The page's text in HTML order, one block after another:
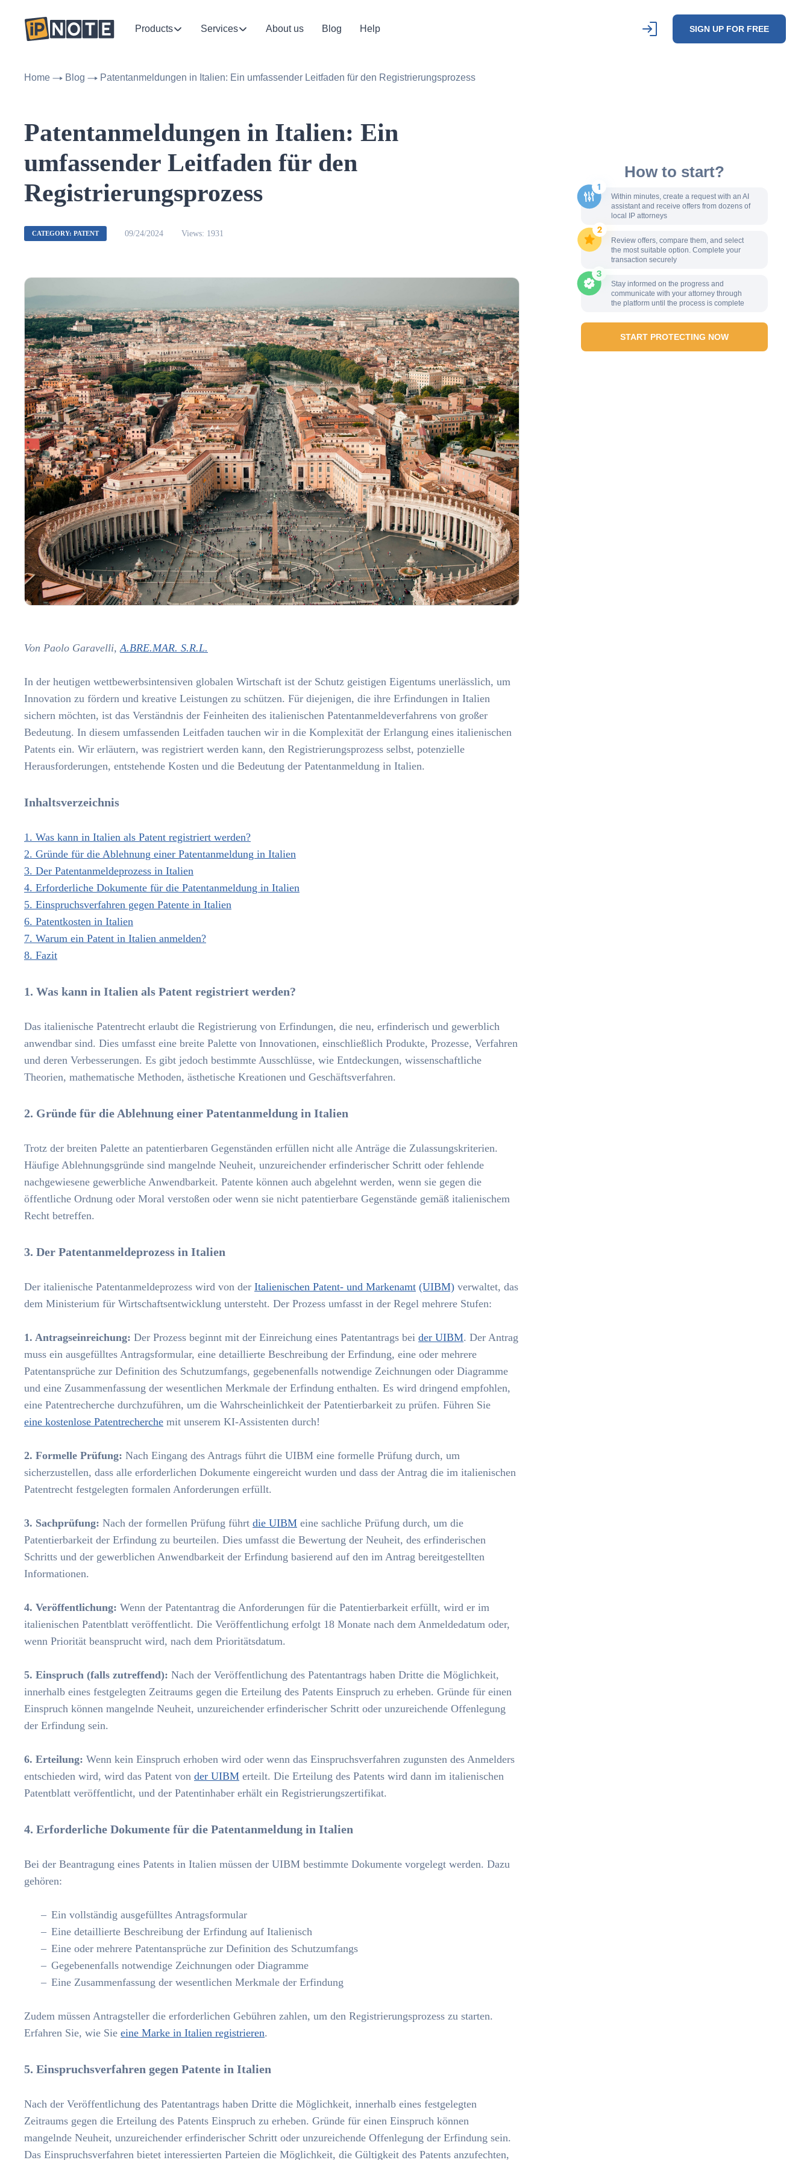
Products Services About us Blog Help SIGN UP FOR FREE
Home Blog Patentanmeldungen in Italien: Ein umfassender Leitfaden für den Registrierungsprozess
How to start?
Within minutes, create a request with an AI
assistant and receive offers from dozens of
local IP attorneys
Review offers, compare them, and select
the most suitable option. Complete your
transaction securely
Stay informed on the progress and
communicate with your attorney through
the platform until the process is complete
START PROTECTING NOW
Patentanmeldungen in Italien: Ein
umfassender Leitfaden für den
Registrierungsprozess
CATEGORY: PATENT 09/24/2024 Views: 1931
Von Paolo Garavelli, A.BRE.MAR. S.R.L.
In der heutigen wettbewerbsintensiven globalen Wirtschaft ist der Schutz geistigen Eigentums unerlässlich, um
Innovation zu fördern und kreative Leistungen zu schützen. Für diejenigen, die ihre Erfindungen in Italien
sichern möchten, ist das Verständnis der Feinheiten des italienischen Patentanmeldeverfahrens von großer
Bedeutung. In diesem umfassenden Leitfaden tauchen wir in die Komplexität der Erlangung eines italienischen
Patents ein. Wir erläutern, was registriert werden kann, den Registrierungsprozess selbst, potenzielle
Herausforderungen, entstehende Kosten und die Bedeutung der Patentanmeldung in Italien.
Inhaltsverzeichnis
1. Was kann in Italien als Patent registriert werden?
2. Gründe für die Ablehnung einer Patentanmeldung in Italien
3. Der Patentanmeldeprozess in Italien
4. Erforderliche Dokumente für die Patentanmeldung in Italien
5. Einspruchsverfahren gegen Patente in Italien
6. Patentkosten in Italien
7. Warum ein Patent in Italien anmelden?
8. Fazit
1. Was kann in Italien als Patent registriert werden?
Das italienische Patentrecht erlaubt die Registrierung von Erfindungen, die neu, erfinderisch und gewerblich
anwendbar sind. Dies umfasst eine breite Palette von Innovationen, einschließlich Produkte, Prozesse, Verfahren
und deren Verbesserungen. Es gibt jedoch bestimmte Ausschlüsse, wie Entdeckungen, wissenschaftliche
Theorien, mathematische Methoden, ästhetische Kreationen und Geschäftsverfahren.
2. Gründe für die Ablehnung einer Patentanmeldung in Italien
Trotz der breiten Palette an patentierbaren Gegenständen erfüllen nicht alle Anträge die Zulassungskriterien.
Häufige Ablehnungsgründe sind mangelnde Neuheit, unzureichender erfinderischer Schritt oder fehlende
nachgewiesene gewerbliche Anwendbarkeit. Patente können auch abgelehnt werden, wenn sie gegen die
öffentliche Ordnung oder Moral verstoßen oder wenn sie nicht patentierbare Gegenstände gemäß italienischem
Recht betreffen.
3. Der Patentanmeldeprozess in Italien
Der italienische Patentanmeldeprozess wird von der Italienischen Patent- und Markenamt (UIBM) verwaltet, das
dem Ministerium für Wirtschaftsentwicklung untersteht. Der Prozess umfasst in der Regel mehrere Stufen:
1. Antragseinreichung: Der Prozess beginnt mit der Einreichung eines Patentantrags bei der UIBM. Der Antrag
muss ein ausgefülltes Antragsformular, eine detaillierte Beschreibung der Erfindung, eine oder mehrere
Patentansprüche zur Definition des Schutzumfangs, gegebenenfalls notwendige Zeichnungen oder Diagramme
und eine Zusammenfassung der wesentlichen Merkmale der Erfindung enthalten. Es wird dringend empfohlen,
eine Patentrecherche durchzuführen, um die Wahrscheinlichkeit der Patentierbarkeit zu prüfen. Führen Sie
eine kostenlose Patentrecherche mit unserem KI-Assistenten durch!
2. Formelle Prüfung: Nach Eingang des Antrags führt die UIBM eine formelle Prüfung durch, um
sicherzustellen, dass alle erforderlichen Dokumente eingereicht wurden und dass der Antrag die im italienischen
Patentrecht festgelegten formalen Anforderungen erfüllt.
3. Sachprüfung: Nach der formellen Prüfung führt die UIBM eine sachliche Prüfung durch, um die
Patentierbarkeit der Erfindung zu beurteilen. Dies umfasst die Bewertung der Neuheit, des erfinderischen
Schritts und der gewerblichen Anwendbarkeit der Erfindung basierend auf den im Antrag bereitgestellten
Informationen.
4. Veröffentlichung: Wenn der Patentantrag die Anforderungen für die Patentierbarkeit erfüllt, wird er im
italienischen Patentblatt veröffentlicht. Die Veröffentlichung erfolgt 18 Monate nach dem Anmeldedatum oder,
wenn Priorität beansprucht wird, nach dem Prioritätsdatum.
5. Einspruch (falls zutreffend): Nach der Veröffentlichung des Patentantrags haben Dritte die Möglichkeit,
innerhalb eines festgelegten Zeitraums gegen die Erteilung des Patents Einspruch zu erheben. Gründe für einen
Einspruch können mangelnde Neuheit, unzureichender erfinderischer Schritt oder unzureichende Offenlegung
der Erfindung sein.
6. Erteilung: Wenn kein Einspruch erhoben wird oder wenn das Einspruchsverfahren zugunsten des Anmelders
entschieden wird, wird das Patent von der UIBM erteilt. Die Erteilung des Patents wird dann im italienischen
Patentblatt veröffentlicht, und der Patentinhaber erhält ein Registrierungszertifikat.
4. Erforderliche Dokumente für die Patentanmeldung in Italien
Bei der Beantragung eines Patents in Italien müssen der UIBM bestimmte Dokumente vorgelegt werden. Dazu
gehören:
Ein vollständig ausgefülltes Antragsformular
Eine detaillierte Beschreibung der Erfindung auf Italienisch
Eine oder mehrere Patentansprüche zur Definition des Schutzumfangs
Gegebenenfalls notwendige Zeichnungen oder Diagramme
Eine Zusammenfassung der wesentlichen Merkmale der Erfindung
Zudem müssen Antragsteller die erforderlichen Gebühren zahlen, um den Registrierungsprozess zu starten.
Erfahren Sie, wie Sie eine Marke in Italien registrieren.
5. Einspruchsverfahren gegen Patente in Italien
Nach der Veröffentlichung des Patentantrags haben Dritte die Möglichkeit, innerhalb eines festgelegten
Zeitraums gegen die Erteilung des Patents Einspruch zu erheben. Gründe für einen Einspruch können
mangelnde Neuheit, unzureichender erfinderischer Schritt oder unzureichende Offenlegung der Erfindung sein.
Das Einspruchsverfahren bietet interessierten Parteien die Möglichkeit, die Gültigkeit des Patents anzufechten,